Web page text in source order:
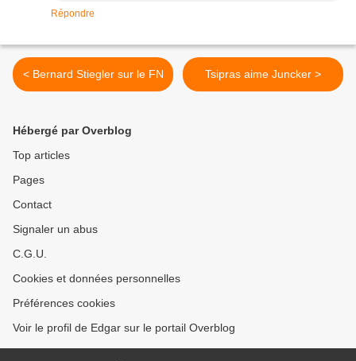
Répondre
< Bernard Stiegler sur le FN Tsipras aime Juncker >
Hébergé par Overblog
Top articles
Pages
Contact
Signaler un abus
C.G.U.
Cookies et données personnelles
Préférences cookies
Voir le profil de Edgar sur le portail Overblog